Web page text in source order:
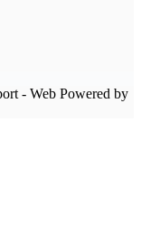
- Web Powered by